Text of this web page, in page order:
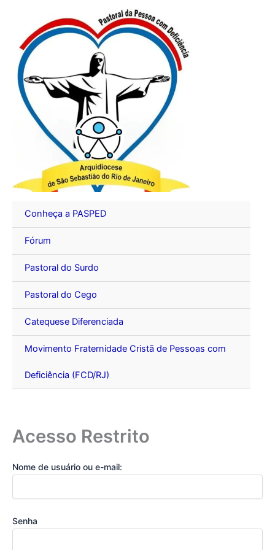
conteúdo
Conheça a PASPED
Fórum
Pastoral do Surdo
Pastoral do Cego
Catequese Diferenciada
Movimento Fraternidade Cristã de Pessoas com
Deficiência (FCD/RJ)
Acesso Restrito
Nome de usuário ou e-mail:
Senha